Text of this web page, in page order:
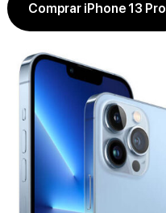
Comprar iPhone 13 Pro